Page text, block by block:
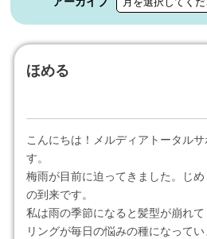
ほめる
こんにちは！メルディアトータル
す。
梅雨が目前に迫ってきました。じ
の到来です。
私は雨の季節になると髪型が崩れ
リングが毎日の悩みの種になってい